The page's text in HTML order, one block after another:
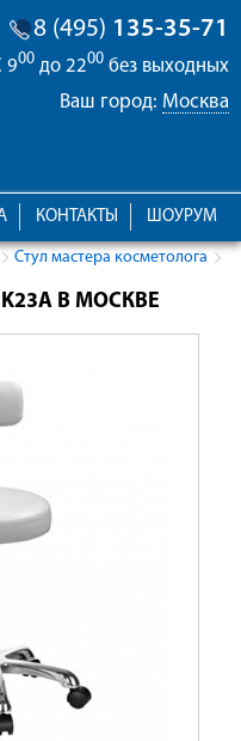
8 (495) 135-35-71
900 до 2200 без выходных
Ваш город: Москва
ШОУРУМ
КОНТАКТЫ
Стул мастера косметолога
В МОСКВЕ